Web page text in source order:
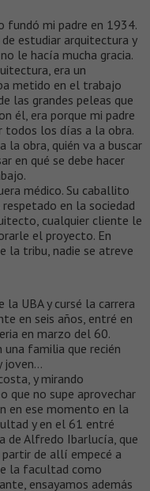
fundó mi padre en 1934.
estudiar arquitectura y
le hacía mucha gracia.
era un
metido en el trabajo
las grandes peleas que
él, era porque mi padre
todos los días a la obra.
la obra, quién va a buscar
en qué se debe hacer
médico. Su caballito
en la sociedad
cualquier cliente le
el proyecto. En
la tribu, nadie se atreve
UBA y cursé la carrera
en seis años, entré en
en marzo del 60.
una familia que recién
joven…
y mirando
que no supe aprovechar
en ese momento en la
y en el 61 entré
de Alfredo Ibarlucía, que
de allí empecé a
la facultad como
ensayamos además